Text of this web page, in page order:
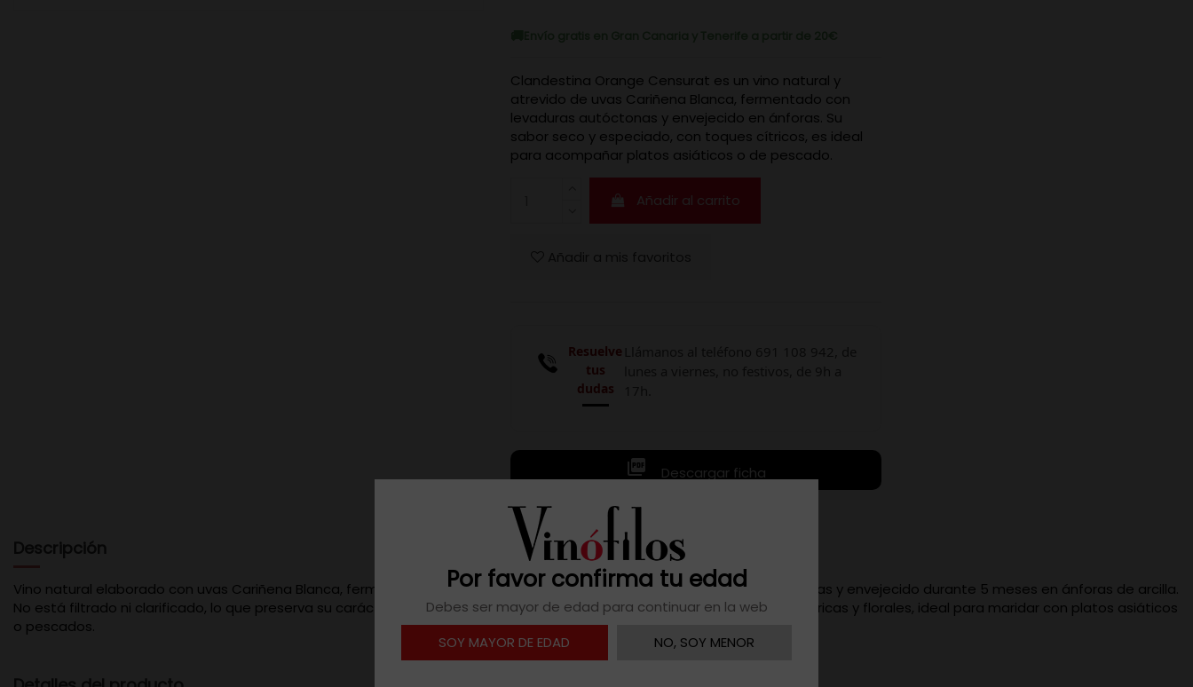
Por favor confirma tu edad
Debes ser mayor de edad para continuar en la web
SOY MAYOR DE EDAD
NO, SOY MENOR
Clandestina Orange Censurat es un vino natural y
atrevido de uvas Cariñena Blanca, fermentado con
levaduras autóctonas y envejecido en ánforas. Su
sabor seco y especiado, con toques cítricos, es ideal
para acompañar platos asiáticos o de pescado.
Añadir al carrito
Resuelve
tus
dudas
 Descargar ficha
Descripción
Vino natural elaborado con uvas Cariñena Blanca, fermentado en depósitos de acero inoxidable con levaduras autóctonas y envejecido durante 5 meses en ánforas de arcilla.
No está filtrado ni clarificado, lo que preserva su carácter auténtico. Su perfil es seco, con taninos especiados y notas cítricas y florales, ideal para maridar con platos asiáticos
o pescados.